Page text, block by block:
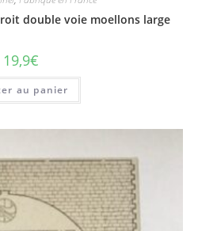
double voie moellons large
19,9€
au panier